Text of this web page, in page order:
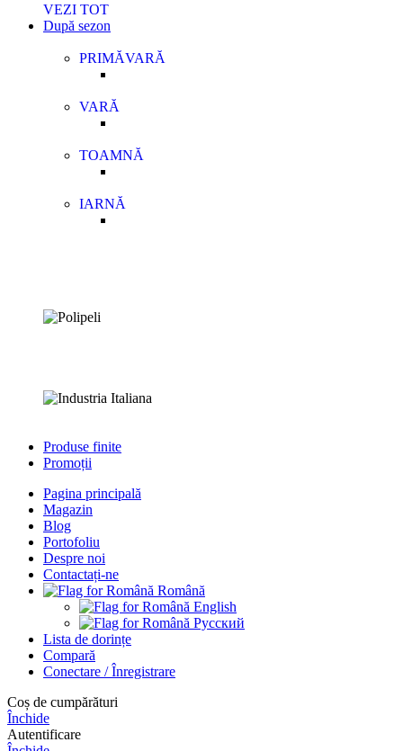
VEZI TOT
După sezon
PRIMĂVARĂ
VARĂ
TOAMNĂ
IARNĂ
Produse finite
Promoții
Pagina principală
Magazin
Blog
Portofoliu
Despre noi
Contactați-ne
Română
English
Русский
Lista de dorințe
Compară
Conectare / Înregistrare
Сoș de cumpărături
Închide
Autentificare